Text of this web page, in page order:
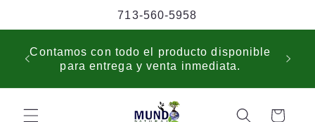
713-560-5958
Contamos con todo el producto disponible
para entrega y venta inmediata.
Cart